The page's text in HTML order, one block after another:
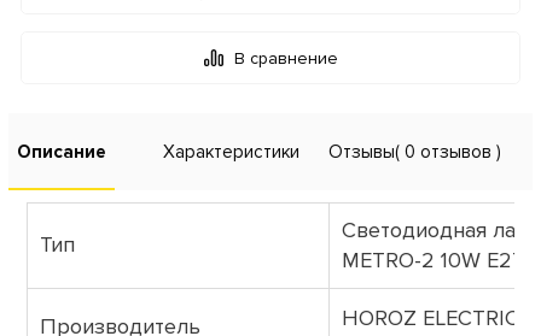
В сравнение
Описание Характеристики Отзывы( 0 отзывов )
Тип
Cветодиодная
METRO-2 10W E27
Производитель HOROZ ELECTRIC